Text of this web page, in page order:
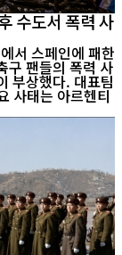
수도서 폭력 사
서 스페인에 패한
구 팬들의 폭력 사
부상했다. 대표팀
사태는 아르헨티